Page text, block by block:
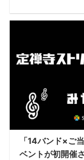
「14バンド×ご
ベントが初開催